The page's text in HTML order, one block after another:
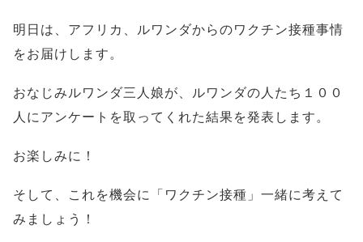
明日は、アフリカ、ルワンダからのワクチン接種事情
をお届けします。
おなじみルワンダ三人娘が、ルワンダの人たち１００
人にアンケートを取ってくれた結果を発表します。
お楽しみに！
そして、これを機会に「ワクチン接種」一緒に考えて
みましょう！